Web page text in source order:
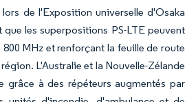
de l'Exposition universelle d'Osaka
que les superpositions PS-LTE peuvent
MHz et renforçant la feuille de route
L'Australie et la Nouvelle-Zélande
grâce à des répéteurs augmentés par